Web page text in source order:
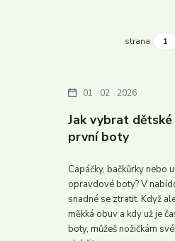
strana
Jak vybrat dětské
první boty
01 02 2026
Capáčky, bačkůrky nebo
opravdové boty? V
snadné se ztratit. Když
měkká obuv a kdy už je
boty, můžeš nožičkám